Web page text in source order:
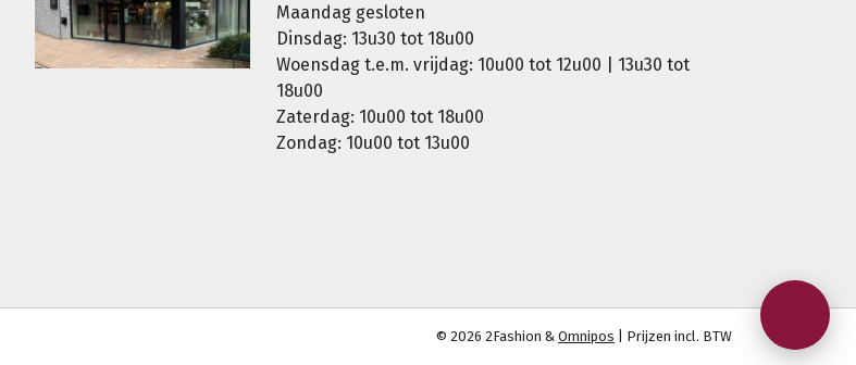
Maandag gesloten
Dinsdag: 13u30 tot 18u00
Woensdag t.e.m. vrijdag: 10u00 tot 12u00 | 13u30 tot
18u00
Zaterdag: 10u00 tot 18u00
Zondag: 10u00 tot 13u00
© 2026 2Fashion & Omnipos | Prijzen incl. BTW